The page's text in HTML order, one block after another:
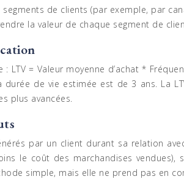
segments de clients (par exemple, par
la valeur de chaque segment de
LTV = Valeur moyenne d’achat *
de vie estimée est de 3 ans.
plus avancées.
par un client durant sa relation
le coût des marchandises
simple, mais elle ne prend pas en